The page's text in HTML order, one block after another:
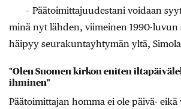
– Päätoimittajuudestani voidaan
minä nyt lähden, viimeinen 1990-luvun
häipyy seurakuntayhtymän yltä,
"Olen Suomen kirkon eniten
ihminen"
Päätoimittajan homma ei ole päivä-